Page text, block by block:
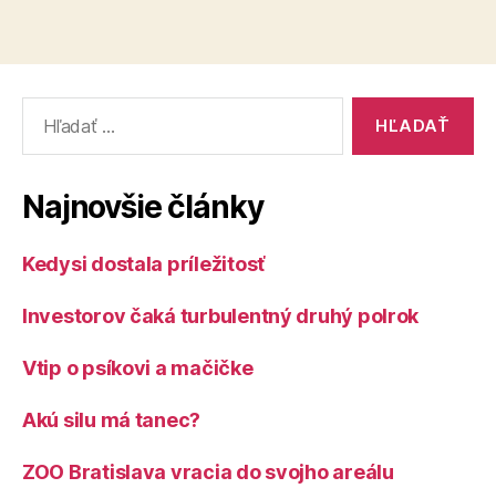
Najnovšie články
Kedysi dostala príležitosť
Investorov čaká turbulentný druhý polrok
Vtip o psíkovi a mačičke
Akú silu má tanec?
ZOO Bratislava vracia do svojho areálu